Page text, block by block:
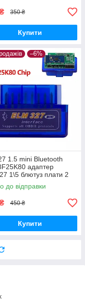
350 ₴
Купити
–6%
1.5 mini Bluetooth
адаптер
1\5 блютуз плати 2
до відправки
450 ₴
Купити